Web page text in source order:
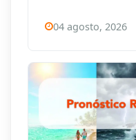
04 agosto, 2026